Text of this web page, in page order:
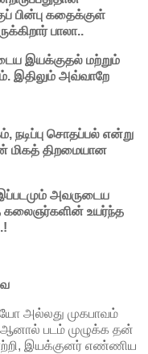
பின்பு கதைக்குள்
பாலா..
இயக்குதல் மற்றும்
இதிலும் அவ்வாறே
நடிப்பு சொதப்பல் என்று
மிகத் திறமையான
அவருடைய
கலைஞர்களின் உயர்ந்த
அல்லது முகபாவம்
ஆனால் படம் முழுக்க தன்
இயக்குனர் எண்ணிய